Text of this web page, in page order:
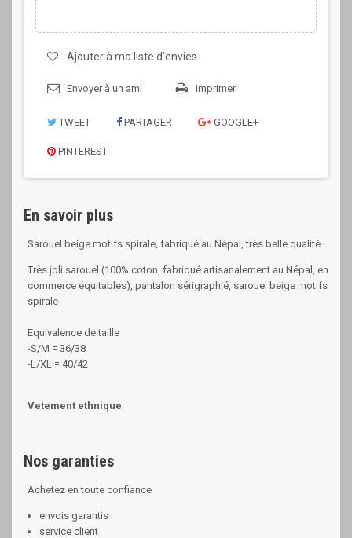
Ajouter à ma liste d'envies
Envoyer à un ami Imprimer
TWEET PARTAGER GOOGLE+
PINTEREST
En savoir plus
Sarouel beige motifs spirale, fabriqué au Népal, très belle qualité.
Très joli sarouel (100% coton, fabriqué artisanalement au Népal, en
commerce équitables), pantalon sérigraphié, sarouel beige motifs
spirale
Equivalence de taille
-S/M = 36/38
-L/XL = 40/42
Vetement ethnique
Nos garanties
Achetez en toute confiance
envois garantis
service client